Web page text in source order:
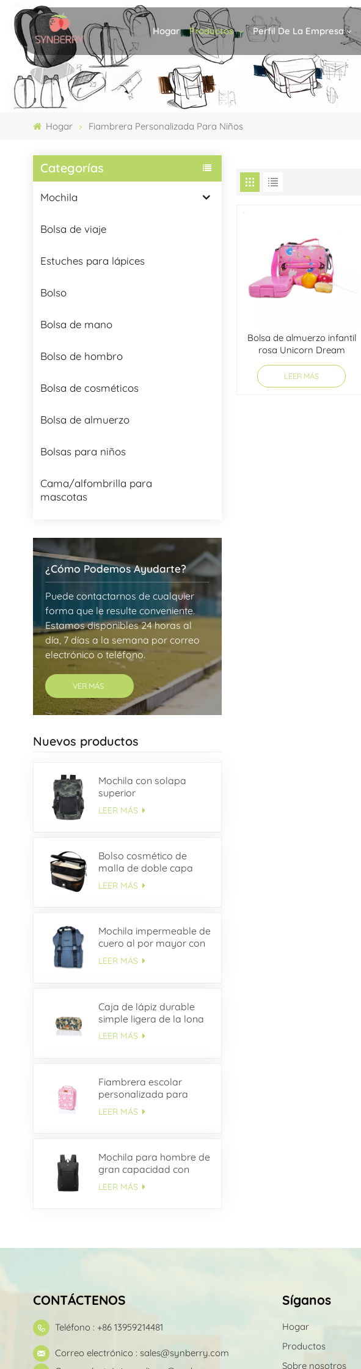
Hogar Productos Perfil De La Empresa
Hogar Fiambrera Personalizada Para Niños
Categorías
Mochila
Bolsa de viaje
Estuches para lápices
Bolso
Bolsa de mano
Bolso de hombro
Bolsa de cosméticos
Bolsa de almuerzo
Bolsas para niños
Cama/alfombrilla para
mascotas
¿Cómo Podemos Ayudarte?
Puede contactarnos de cualquier
forma que le resulte conveniente.
Estamos disponibles 24 horas al
día, 7 días a la semana por correo
electrónico o teléfono.
VER MÁS
Nuevos productos
Mochila con solapa
superior
LEER MÁS
Bolso cosmético de
malla de doble capa
LEER MÁS
Mochila impermeable de
cuero al por mayor con
solapa con hebilla
LEER MÁS
Caja de lápiz durable
simple ligera de la lona
del estudiante del ODM
LEER MÁS
Fiambrera escolar
personalizada para
niños
LEER MÁS
Mochila para hombre de
gran capacidad con
múltiples bolsillos OEM
LEER MÁS
Bolsa de almuerzo infantil
rosa Unicorn Dream
LEER MÁS
CONTÁCTENOS
Teléfono : +86 13959214481
Correo electrónico : sales@synberry.com
Síganos
Hogar
Productos
Sobre nosotros